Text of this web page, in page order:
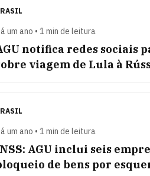
um ano • 1 min de leitura
notifica redes sociais
viagem de Lula à
um ano • 1 min de leitura
AGU inclui seis
de bens por